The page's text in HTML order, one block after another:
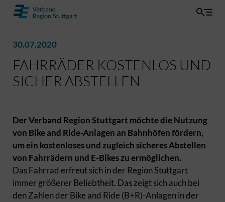
30.07.2020
FAHRRÄDER KOSTENLOS UND
SICHER ABSTELLEN
Der Verband Region Stuttgart möchte die Nutzung
von Bike and Ride-Anlagen an Bahnhöfen fördern,
um ein kostenloses und zugleich sicheres Abstellen
von Fahrrädern und E-Bikes zu ermöglichen.
Das Fahrrad erfreut sich in der Region Stuttgart
immer größerer Beliebtheit. Das zeigt sich auch bei
den Zahlen der Bike and Ride (B+R)-Anlagen in der